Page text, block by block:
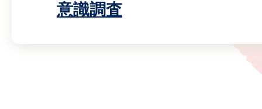
意識調査